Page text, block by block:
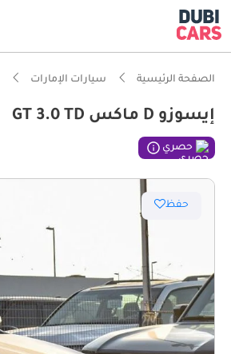
الصفحة الرئيسية سيارات الإمارات
إيسوزو D ماكس GT 3.0 TD
حصري
حفظ